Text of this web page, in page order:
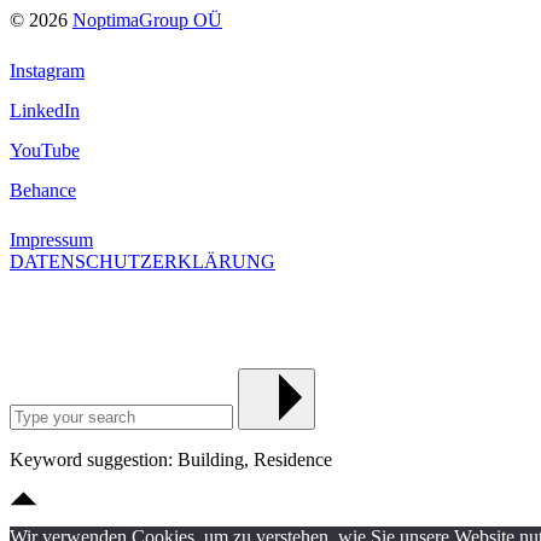
© 2026 NoptimaGroup OÜ
Instagram
LinkedIn
YouTube
Behance
Impressum
DATENSCHUTZERKLÄRUNG
Keyword suggestion: Building, Residence